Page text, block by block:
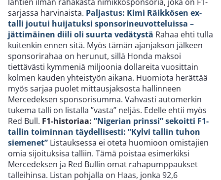
sarjassa harvinaista. Paljastus: Kimi Räikkösen ex-
talli joutui huijatuksi sponsorineuvotteluissa –
jättimäinen diili oli suurta vedätystä Rahaa ehti tulla
kuitenkin ennen sitä. Myös tämän ajanjakson jälkeen
sponsorirahaa on herunut, sillä Honda maksoi
tiettävästi kymmeniä miljoonia dollareita vuosittain
kolmen kauden yhteistyön aikana. Huomiota herättää
myös sarjaa puolet mittausjaksosta hallinneen
Mercedeksen sponsorisumma. Vahvasti automerkin
tukema talli on listalla ”vasta” neljäs. Edelle ehtii myös
Red Bull. F1-historiaa: ”Nigerian prinssi” sekoitti F1-
tallin toiminnan täydellisesti: ”Kylvi tallin tuhon
siemenet” Listauksessa ei oteta huomioon omistajien
omia sijoituksisa talliin. Tämä poistaa esimerkiksi
Mercedeksen ja Red Bullin omat rahapumppaukset
talleihinsa. Listan pohjalla on Haas, jonka 92,6